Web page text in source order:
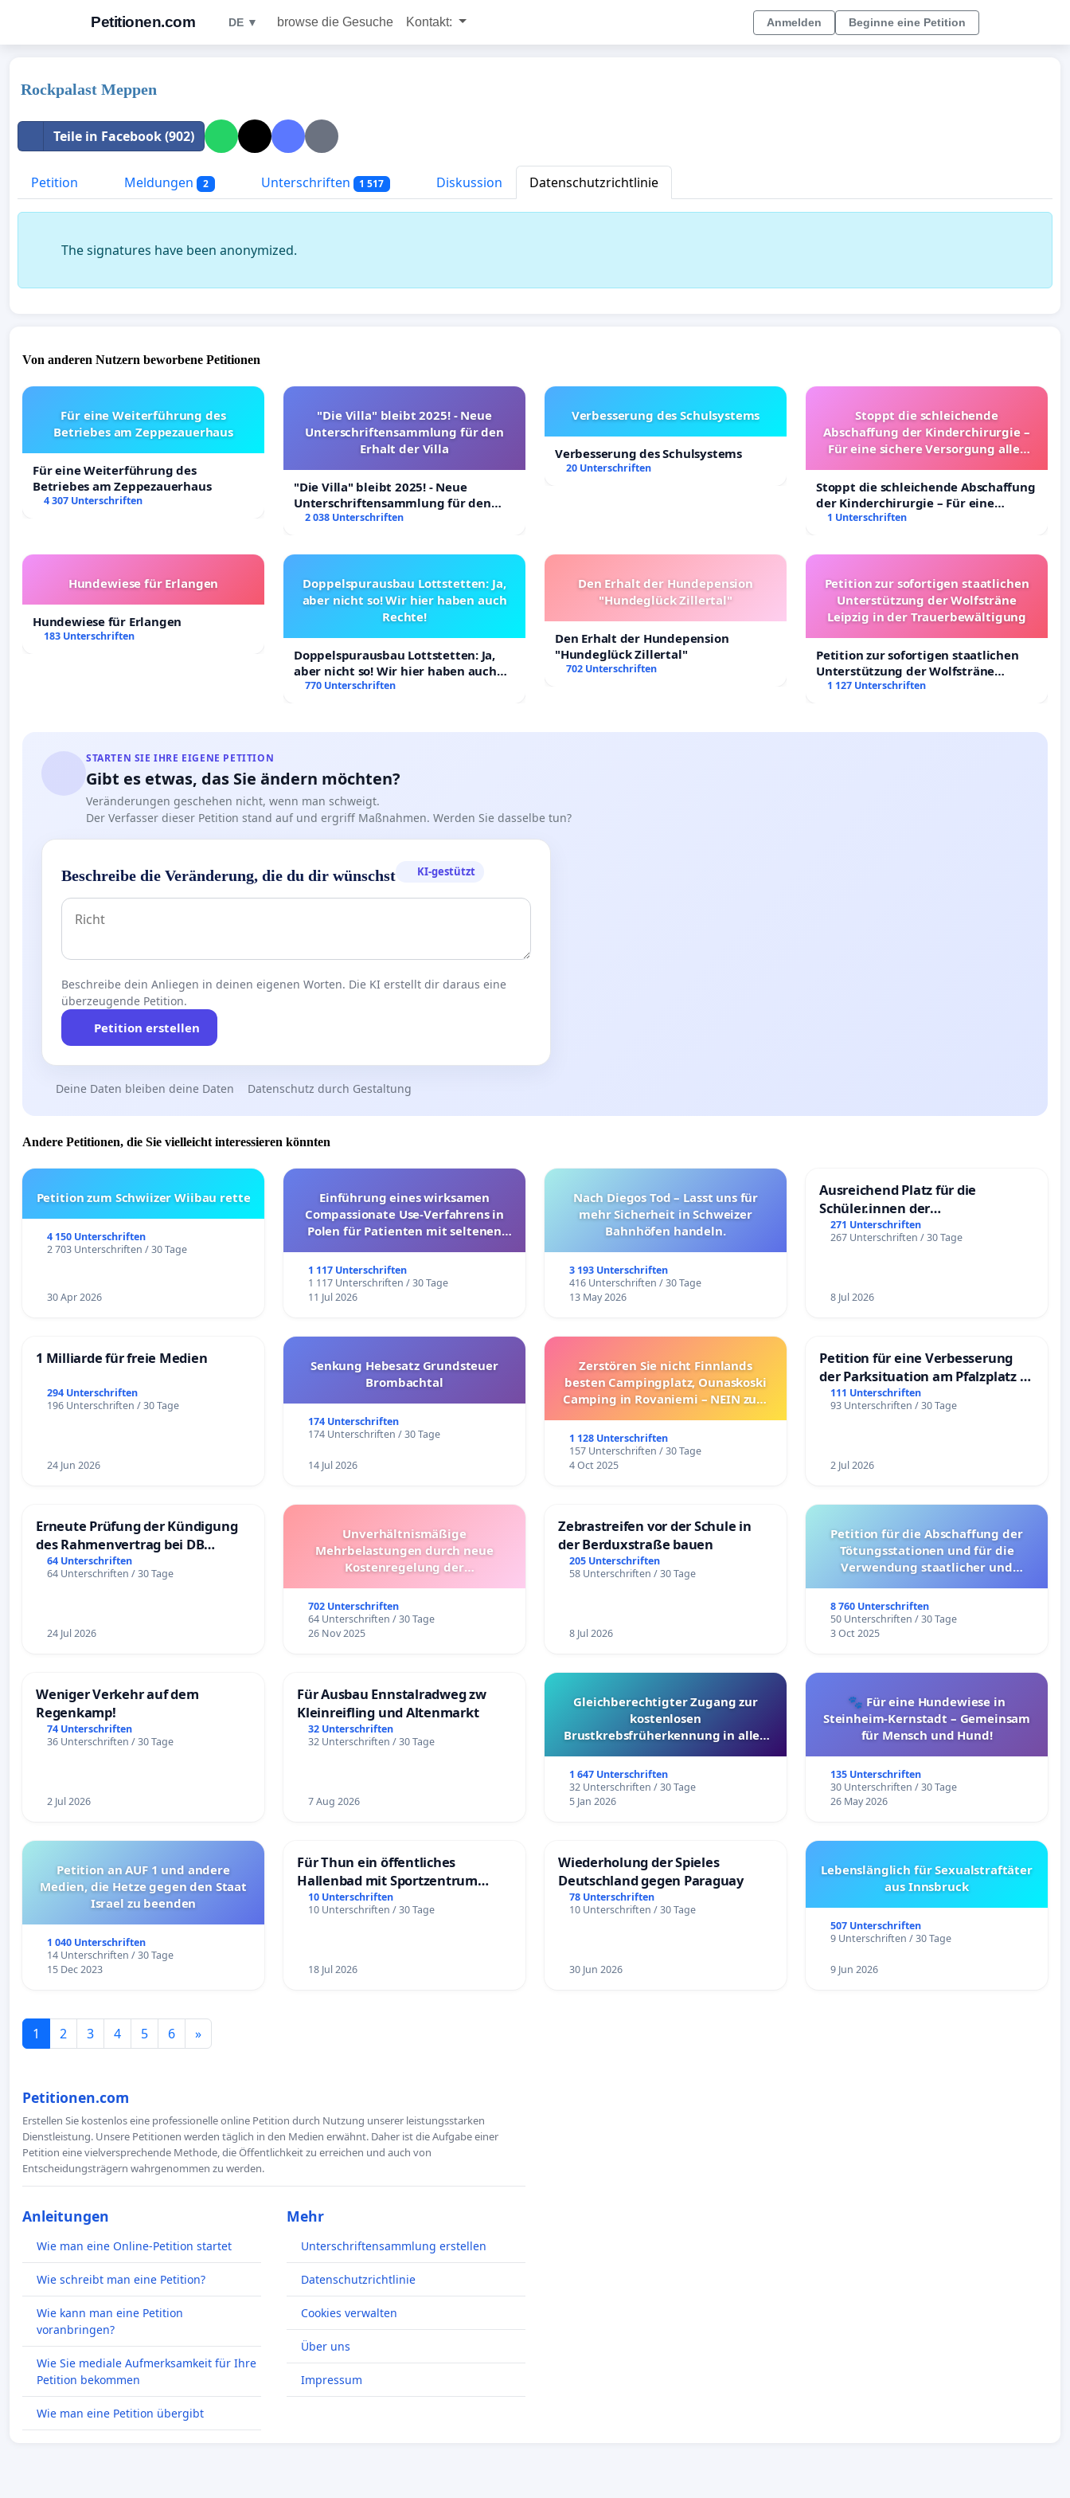
Petitionen.com DE ▼ browse die Gesuche Kontakt: Anmelden Beginne eine Petition
Rockpalast Meppen
Teile in Facebook (902)
Petition Meldungen 2 Unterschriften 1 517 Diskussion Datenschutzrichtlinie
The signatures have been anonymized.
Von anderen Nutzern beworbene Petitionen
Für eine Weiterführung des
Betriebes am Zeppezauerhaus
Für eine Weiterführung des
Betriebes am Zeppezauerhaus
4 307 Unterschriften
"Die Villa" bleibt 2025! - Neue
Unterschriftensammlung für den
Erhalt der Villa
"Die Villa" bleibt 2025! - Neue
Unterschriftensammlung für den
Erhalt der Villa
2 038 Unterschriften
Verbesserung des Schulsystems
Verbesserung des Schulsystems
20 Unterschriften
Stoppt die schleichende
Abschaffung der Kinderchirurgie –
Für eine sichere Versorgung aller
Stoppt die schleichende Abschaffung
der Kinderchirurgie – Für eine
sichere Versorgung aller Kinder in
1 Unterschriften
Hundewiese für Erlangen
Hundewiese für Erlangen
183 Unterschriften
Doppelspurausbau Lottstetten: Ja,
aber nicht so! Wir hier haben auch
Rechte!
Doppelspurausbau Lottstetten: Ja,
aber nicht so! Wir hier haben auch
Rechte!
770 Unterschriften
Den Erhalt der Hundepension
"Hundeglück Zillertal"
Den Erhalt der Hundepension
"Hundeglück Zillertal"
702 Unterschriften
Petition zur sofortigen staatlichen
Unterstützung der Wolfsträne
Leipzig in der Trauerbewältigung
Petition zur sofortigen staatlichen
Unterstützung der Wolfsträne
Leipzig in der Trauerbewältigung
1 127 Unterschriften
STARTEN SIE IHRE EIGENE PETITION
Gibt es etwas, das Sie ändern möchten?
Veränderungen geschehen nicht, wenn man schweigt.
Der Verfasser dieser Petition stand auf und ergriff Maßnahmen. Werden Sie dasselbe tun?
Beschreibe die Veränderung, die du dir wünschst KI-gestützt
Beschreibe dein Anliegen in deinen eigenen Worten. Die KI erstellt dir daraus eine
überzeugende Petition.
Petition erstellen
Deine Daten bleiben deine Daten Datenschutz durch Gestaltung
Andere Petitionen, die Sie vielleicht interessieren könnten
Petition zum Schwiizer Wiibau rette
4 150 Unterschriften
2 703 Unterschriften / 30 Tage
30 Apr 2026
Einführung eines wirksamen
Compassionate Use-Verfahrens in
Polen für Patienten mit seltenen
1 117 Unterschriften
1 117 Unterschriften / 30 Tage
11 Jul 2026
Nach Diegos Tod – Lasst uns für
mehr Sicherheit in Schweizer
Bahnhöfen handeln.
3 193 Unterschriften
416 Unterschriften / 30 Tage
13 May 2026
Ausreichend Platz für die
Schüler.innen der
Schönbergschule
271 Unterschriften
267 Unterschriften / 30 Tage
8 Jul 2026
1 Milliarde für freie Medien
294 Unterschriften
196 Unterschriften / 30 Tage
24 Jun 2026
Senkung Hebesatz Grundsteuer
Brombachtal
174 Unterschriften
174 Unterschriften / 30 Tage
14 Jul 2026
Zerstören Sie nicht Finnlands
besten Campingplatz, Ounaskoski
Camping in Rovaniemi – NEIN zum
1 128 Unterschriften
157 Unterschriften / 30 Tage
4 Oct 2025
Petition für eine Verbesserung
der Parksituation am Pfalzplatz in
Mannheim
111 Unterschriften
93 Unterschriften / 30 Tage
2 Jul 2026
Erneute Prüfung der Kündigung
des Rahmenvertrag bei DB
Fahrwegdienste Gmbh
64 Unterschriften
64 Unterschriften / 30 Tage
24 Jul 2026
Unverhältnismäßige
Mehrbelastungen durch neue
Kostenregelung der
Überprüfung und Alternativen
702 Unterschriften
64 Unterschriften / 30 Tage
26 Nov 2025
Zebrastreifen vor der Schule in
der Berduxstraße bauen
205 Unterschriften
58 Unterschriften / 30 Tage
8 Jul 2026
Petition für die Abschaffung der
Tötungsstationen und für die
Verwendung staatlicher und
8 760 Unterschriften
50 Unterschriften / 30 Tage
3 Oct 2025
Weniger Verkehr auf dem
Regenkamp!
74 Unterschriften
36 Unterschriften / 30 Tage
2 Jul 2026
Für Ausbau Ennstalradweg zw
Kleinreifling und Altenmarkt
32 Unterschriften
32 Unterschriften / 30 Tage
7 Aug 2026
Gleichberechtigter Zugang zur
kostenlosen
Brustkrebsfrüherkennung in allen
1 647 Unterschriften
32 Unterschriften / 30 Tage
5 Jan 2026
🐾 Für eine Hundewiese in
Steinheim-Kernstadt – Gemeinsam
für Mensch und Hund!
135 Unterschriften
30 Unterschriften / 30 Tage
26 May 2026
Petition an AUF 1 und andere
Medien, die Hetze gegen den Staat
Israel zu beenden
1 040 Unterschriften
14 Unterschriften / 30 Tage
15 Dec 2023
Für Thun ein öffentliches
Hallenbad mit Sportzentrum
schaffen
10 Unterschriften
10 Unterschriften / 30 Tage
18 Jul 2026
Wiederholung der Spieles
Deutschland gegen Paraguay
78 Unterschriften
10 Unterschriften / 30 Tage
30 Jun 2026
Lebenslänglich für Sexualstraftäter
aus Innsbruck
507 Unterschriften
9 Unterschriften / 30 Tage
9 Jun 2026
1 2 3 4 5 6 »
Petitionen.com
Erstellen Sie kostenlos eine professionelle online Petition durch Nutzung unserer leistungsstarken
Dienstleistung. Unsere Petitionen werden täglich in den Medien erwähnt. Daher ist die Aufgabe einer
Petition eine vielversprechende Methode, die Öffentlichkeit zu erreichen und auch von
Entscheidungsträgern wahrgenommen zu werden.
Anleitungen
Wie man eine Online-Petition startet
Wie schreibt man eine Petition?
Wie kann man eine Petition
voranbringen?
Wie Sie mediale Aufmerksamkeit für Ihre
Petition bekommen
Wie man eine Petition übergibt
Mehr
Unterschriftensammlung erstellen
Datenschutzrichtlinie
Cookies verwalten
Über uns
Impressum